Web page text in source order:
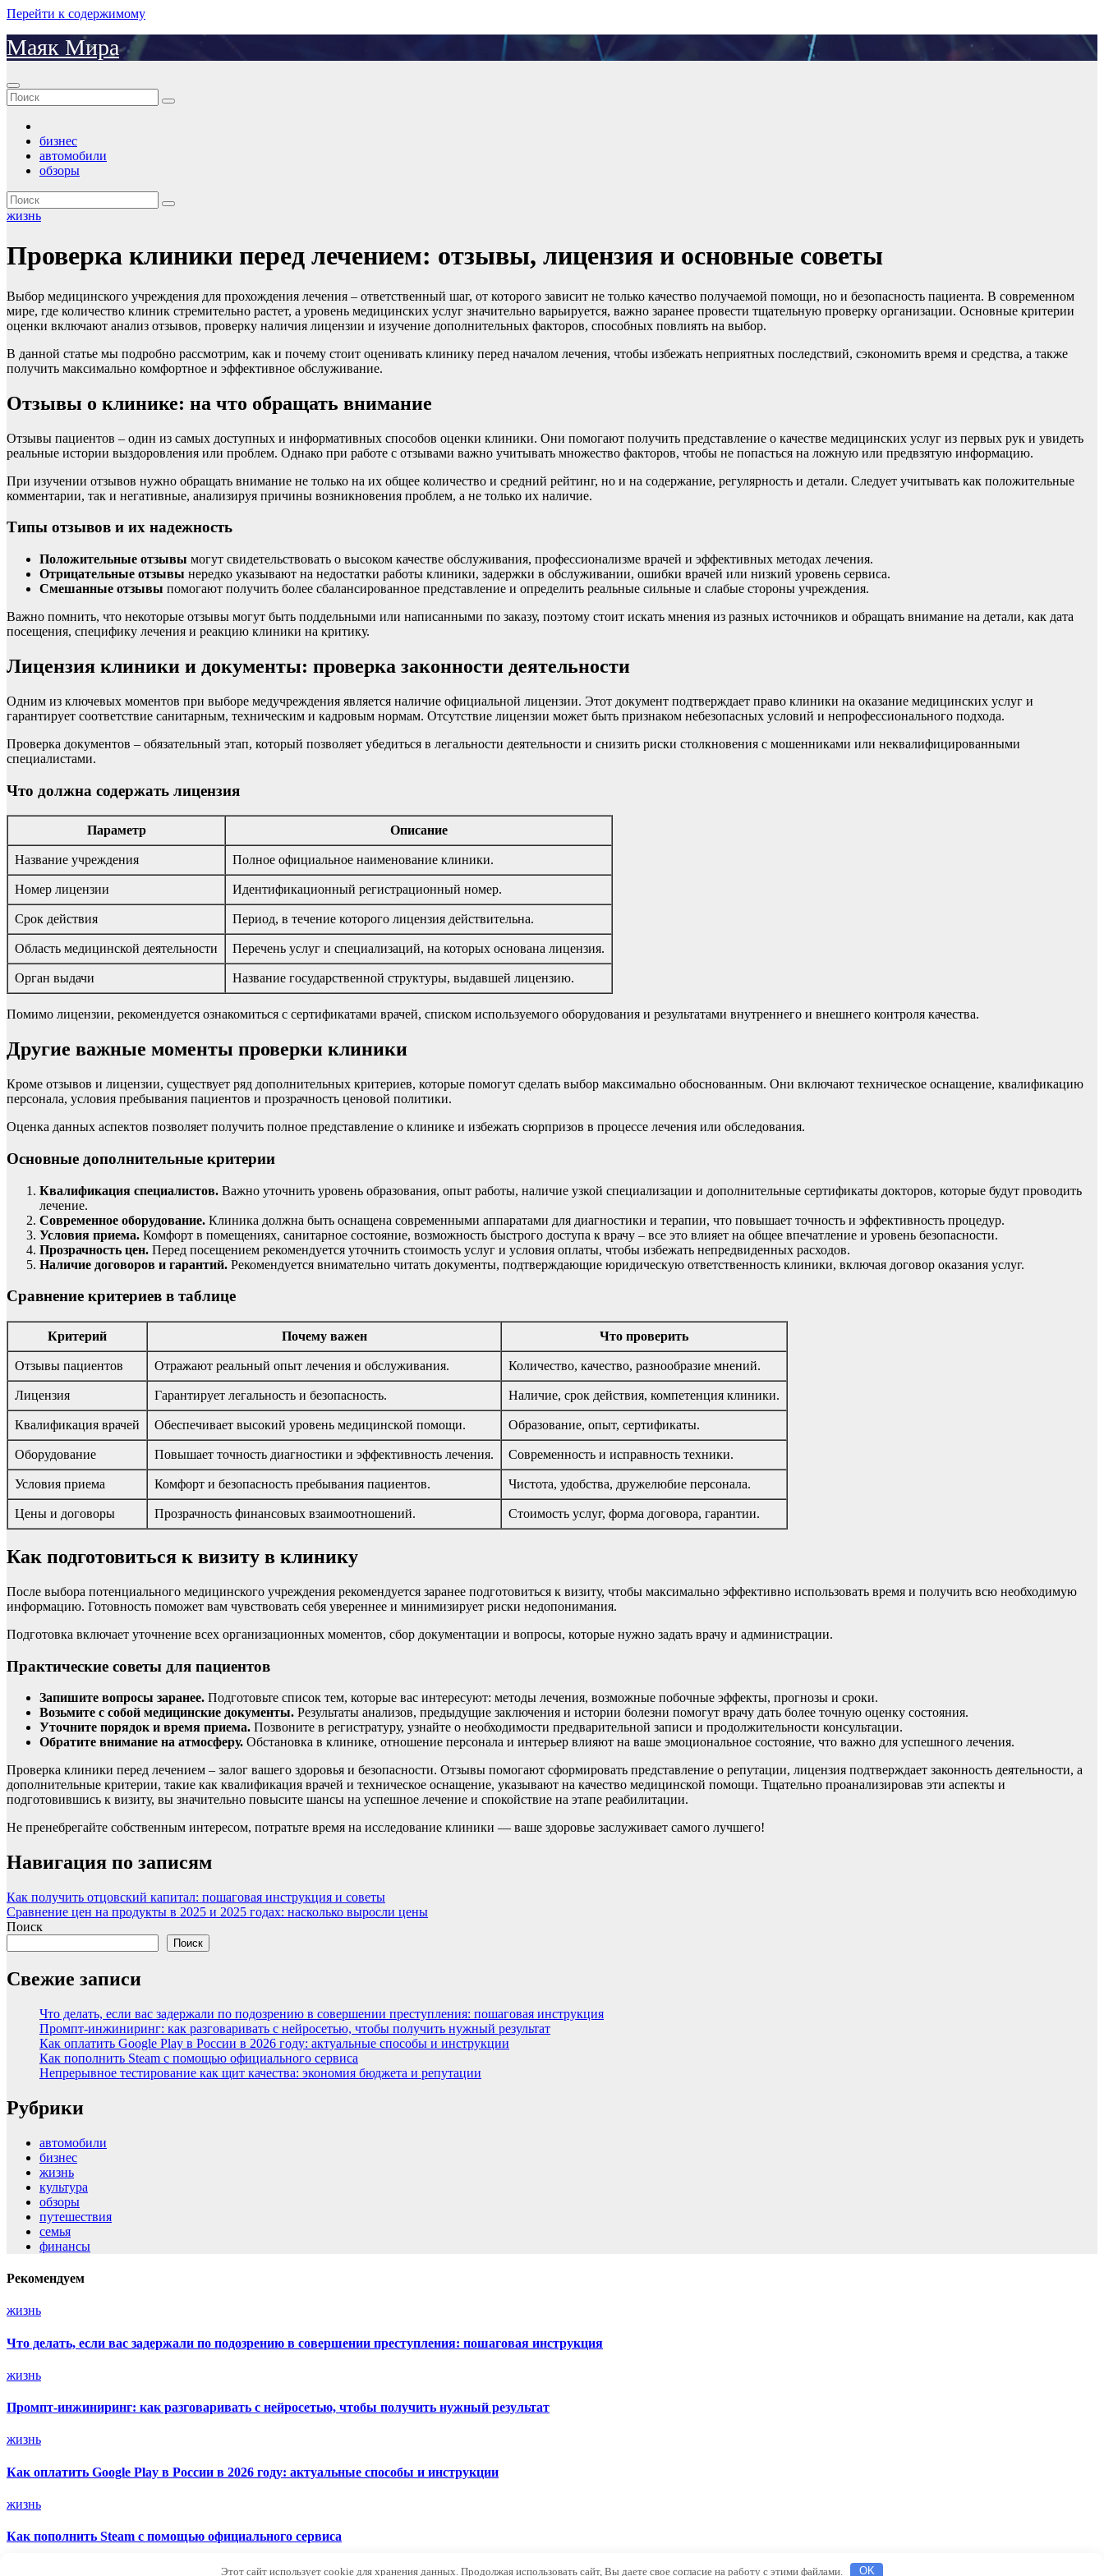
Перейти к содержимому
Маяк Мира
бизнес
автомобили
обзоры
жизнь
Проверка клиники перед лечением: отзывы, лицензия и основные советы
Выбор медицинского учреждения для прохождения лечения – ответственный шаг, от которого зависит не только качество получаемой помощи, но и безопасность пациента. В современном
мире, где количество клиник стремительно растет, а уровень медицинских услуг значительно варьируется, важно заранее провести тщательную проверку организации. Основные критерии
оценки включают анализ отзывов, проверку наличия лицензии и изучение дополнительных факторов, способных повлиять на выбор.
В данной статье мы подробно рассмотрим, как и почему стоит оценивать клинику перед началом лечения, чтобы избежать неприятных последствий, сэкономить время и средства, а также
получить максимально комфортное и эффективное обслуживание.
Отзывы о клинике: на что обращать внимание
Отзывы пациентов – один из самых доступных и информативных способов оценки клиники. Они помогают получить представление о качестве медицинских услуг из первых рук и увидеть
реальные истории выздоровления или проблем. Однако при работе с отзывами важно учитывать множество факторов, чтобы не попасться на ложную или предвзятую информацию.
При изучении отзывов нужно обращать внимание не только на их общее количество и средний рейтинг, но и на содержание, регулярность и детали. Следует учитывать как положительные
комментарии, так и негативные, анализируя причины возникновения проблем, а не только их наличие.
Типы отзывов и их надежность
Положительные отзывы могут свидетельствовать о высоком качестве обслуживания, профессионализме врачей и эффективных методах лечения.
Отрицательные отзывы нередко указывают на недостатки работы клиники, задержки в обслуживании, ошибки врачей или низкий уровень сервиса.
Смешанные отзывы помогают получить более сбалансированное представление и определить реальные сильные и слабые стороны учреждения.
Важно помнить, что некоторые отзывы могут быть поддельными или написанными по заказу, поэтому стоит искать мнения из разных источников и обращать внимание на детали, как дата
посещения, специфику лечения и реакцию клиники на критику.
Лицензия клиники и документы: проверка законности деятельности
Одним из ключевых моментов при выборе медучреждения является наличие официальной лицензии. Этот документ подтверждает право клиники на оказание медицинских услуг и
гарантирует соответствие санитарным, техническим и кадровым нормам. Отсутствие лицензии может быть признаком небезопасных условий и непрофессионального подхода.
Проверка документов – обязательный этап, который позволяет убедиться в легальности деятельности и снизить риски столкновения с мошенниками или неквалифицированными
специалистами.
Что должна содержать лицензия
Параметр Описание
Название учреждения Полное официальное наименование клиники.
Номер лицензии Идентификационный регистрационный номер.
Срок действия Период, в течение которого лицензия действительна.
Область медицинской деятельности Перечень услуг и специализаций, на которых основана лицензия.
Орган выдачи Название государственной структуры, выдавшей лицензию.
Помимо лицензии, рекомендуется ознакомиться с сертификатами врачей, списком используемого оборудования и результатами внутреннего и внешнего контроля качества.
Другие важные моменты проверки клиники
Кроме отзывов и лицензии, существует ряд дополнительных критериев, которые помогут сделать выбор максимально обоснованным. Они включают техническое оснащение, квалификацию
персонала, условия пребывания пациентов и прозрачность ценовой политики.
Оценка данных аспектов позволяет получить полное представление о клинике и избежать сюрпризов в процессе лечения или обследования.
Основные дополнительные критерии
Квалификация специалистов. Важно уточнить уровень образования, опыт работы, наличие узкой специализации и дополнительные сертификаты докторов, которые будут проводить
лечение.
Современное оборудование. Клиника должна быть оснащена современными аппаратами для диагностики и терапии, что повышает точность и эффективность процедур.
Условия приема. Комфорт в помещениях, санитарное состояние, возможность быстрого доступа к врачу – все это влияет на общее впечатление и уровень безопасности.
Прозрачность цен. Перед посещением рекомендуется уточнить стоимость услуг и условия оплаты, чтобы избежать непредвиденных расходов.
Наличие договоров и гарантий. Рекомендуется внимательно читать документы, подтверждающие юридическую ответственность клиники, включая договор оказания услуг.
Сравнение критериев в таблице
Критерий Почему важен Что проверить
Отзывы пациентов Отражают реальный опыт лечения и обслуживания. Количество, качество, разнообразие мнений.
Лицензия Гарантирует легальность и безопасность. Наличие, срок действия, компетенция клиники.
Квалификация врачей Обеспечивает высокий уровень медицинской помощи. Образование, опыт, сертификаты.
Оборудование Повышает точность диагностики и эффективность лечения. Современность и исправность техники.
Условия приема Комфорт и безопасность пребывания пациентов. Чистота, удобства, дружелюбие персонала.
Цены и договоры Прозрачность финансовых взаимоотношений. Стоимость услуг, форма договора, гарантии.
Как подготовиться к визиту в клинику
После выбора потенциального медицинского учреждения рекомендуется заранее подготовиться к визиту, чтобы максимально эффективно использовать время и получить всю необходимую
информацию. Готовность поможет вам чувствовать себя увереннее и минимизирует риски недопонимания.
Подготовка включает уточнение всех организационных моментов, сбор документации и вопросы, которые нужно задать врачу и администрации.
Практические советы для пациентов
Запишите вопросы заранее. Подготовьте список тем, которые вас интересуют: методы лечения, возможные побочные эффекты, прогнозы и сроки.
Возьмите с собой медицинские документы. Результаты анализов, предыдущие заключения и истории болезни помогут врачу дать более точную оценку состояния.
Уточните порядок и время приема. Позвоните в регистратуру, узнайте о необходимости предварительной записи и продолжительности консультации.
Обратите внимание на атмосферу. Обстановка в клинике, отношение персонала и интерьер влияют на ваше эмоциональное состояние, что важно для успешного лечения.
Проверка клиники перед лечением – залог вашего здоровья и безопасности. Отзывы помогают сформировать представление о репутации, лицензия подтверждает законность деятельности, а
дополнительные критерии, такие как квалификация врачей и техническое оснащение, указывают на качество медицинской помощи. Тщательно проанализировав эти аспекты и
подготовившись к визиту, вы значительно повысите шансы на успешное лечение и спокойствие на этапе реабилитации.
Не пренебрегайте собственным интересом, потратьте время на исследование клиники — ваше здоровье заслуживает самого лучшего!
Навигация по записям
Как получить отцовский капитал: пошаговая инструкция и советы
Сравнение цен на продукты в 2025 и 2025 годах: насколько выросли цены
Поиск
Поиск
Свежие записи
Что делать, если вас задержали по подозрению в совершении преступления: пошаговая инструкция
Промпт-инжиниринг: как разговаривать с нейросетью, чтобы получить нужный результат
Как оплатить Google Play в России в 2026 году: актуальные способы и инструкции
Как пополнить Steam с помощью официального сервиса
Непрерывное тестирование как щит качества: экономия бюджета и репутации
Рубрики
автомобили
бизнес
жизнь
культура
обзоры
путешествия
семья
финансы
Рекомендуем
жизнь
Что делать, если вас задержали по подозрению в совершении преступления: пошаговая инструкция
жизнь
Промпт-инжиниринг: как разговаривать с нейросетью, чтобы получить нужный результат
жизнь
Как оплатить Google Play в России в 2026 году: актуальные способы и инструкции
жизнь
Как пополнить Steam с помощью официального сервиса
Этот сайт использует cookie для хранения данных. Продолжая использовать сайт, Вы даете свое согласие на работу с этими файлами. OK